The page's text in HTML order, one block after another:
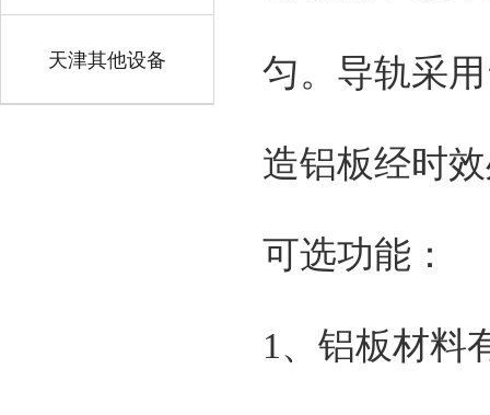
天津其他设备 匀。导轨采
造铝板经时
可选功能：
1、铝板材料